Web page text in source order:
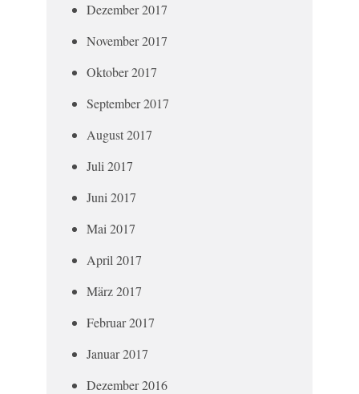
Dezember 2017
November 2017
Oktober 2017
September 2017
August 2017
Juli 2017
Juni 2017
Mai 2017
April 2017
März 2017
Februar 2017
Januar 2017
Dezember 2016